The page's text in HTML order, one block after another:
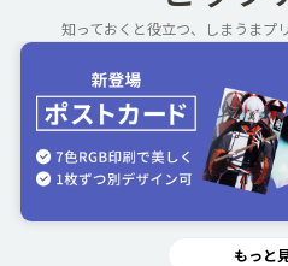
知っておくと役立つ、しまうまプ
もっと